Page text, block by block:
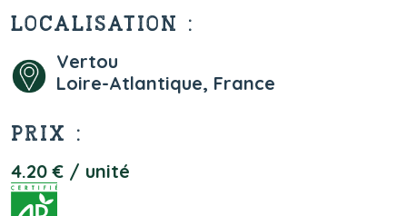
LOCALISATION :
Vertou
Loire-Atlantique, France
PRIX :
4.20 € / unité